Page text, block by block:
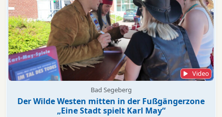
Video
Bad Segeberg
Der Wilde Westen mitten in der Fußgängerzone
„Eine Stadt spielt Karl May“